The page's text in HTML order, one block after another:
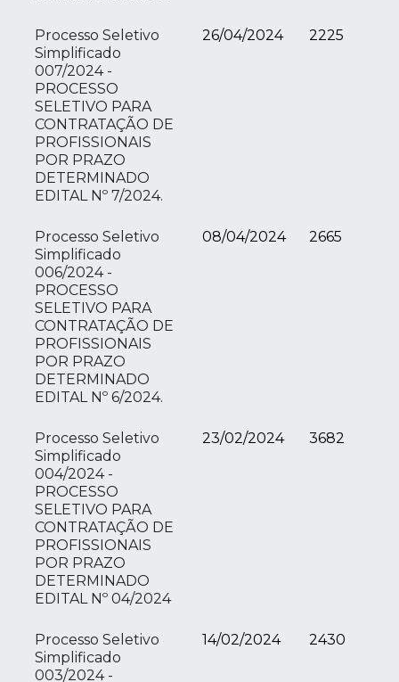
Processo Seletivo
Simplificado
007/2024 -
PROCESSO
SELETIVO PARA
CONTRATAÇÃO DE
PROFISSIONAIS
POR PRAZO
DETERMINADO
EDITAL Nº 7/2024.
26/04/2024 2225
Processo Seletivo
Simplificado
006/2024 -
PROCESSO
SELETIVO PARA
CONTRATAÇÃO DE
PROFISSIONAIS
POR PRAZO
DETERMINADO
EDITAL Nº 6/2024.
08/04/2024 2665
Processo Seletivo
Simplificado
004/2024 -
PROCESSO
SELETIVO PARA
CONTRATAÇÃO DE
PROFISSIONAIS
POR PRAZO
DETERMINADO
EDITAL Nº 04/2024
23/02/2024 3682
Processo Seletivo
Simplificado
003/2024 -
14/02/2024 2430